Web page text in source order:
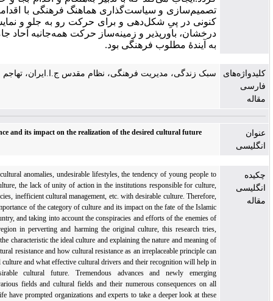
تصمیم‌سازی و سیاست‌گذاری هماهنگ فرهنگی با اقدامات فکر شده
کنونی در پیِ شکل‌دهی و برای حرکت رو به جلو و نمایش چشم‌انداز
درخشان، باورپذیر و زمینه‌ساز حرکت همه‌جانبه آحاد جامعه برای نیل
به آیندۀ مطلوب فرهنگی بود.
سبک زندگی، مدیریت فرهنگی، نظام مقدس ج.ا.ایران، تهاجم فرهنگی،
Cultural resistance and its impact on the realization of the desired cultural future
The existence of cultural anomalies, undesirable lifestyles, the tendency of young people to
imitate western culture, the lack of unity of action in the institutions responsible for culture,
contradictory policies, inefficient cultural management, etc. with desirable culture. Therefore,
considering the importance of the category of culture and its impact on the fate of the Islamic
system of our country, and taking into account the conspiracies and efforts of the enemies of
this border and region in perverting and harming the original culture, this research tries,
while expressing the characteristic the ideal culture and explaining the nature and meaning of
the concept of cultural resistance and how cultural resistance as an irreplaceable principle can
lead us to an ideal culture and what effective cultural drivers and their recognition will help in
achieving a desirable cultural future. Tremendous advances and newly emerging
technologies in various fields and cultural fields and their numerous consequences on all
fields of human life have prompted organizations and experts to take a deeper look at these